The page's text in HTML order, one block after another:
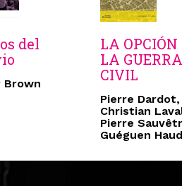
del
Brown
LA OPCIÓN
LA GUERRA
CIVIL
Pierre Dardot,
Christian
Pierre
Guéguen Haud